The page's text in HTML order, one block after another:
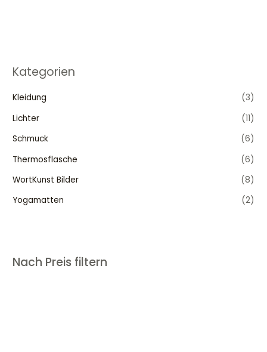
Kategorien
Kleidung
(3)
Lichter
(11)
Schmuck
(6)
Thermosflasche
(6)
WortKunst Bilder
(8)
Yogamatten
(2)
Nach Preis filtern